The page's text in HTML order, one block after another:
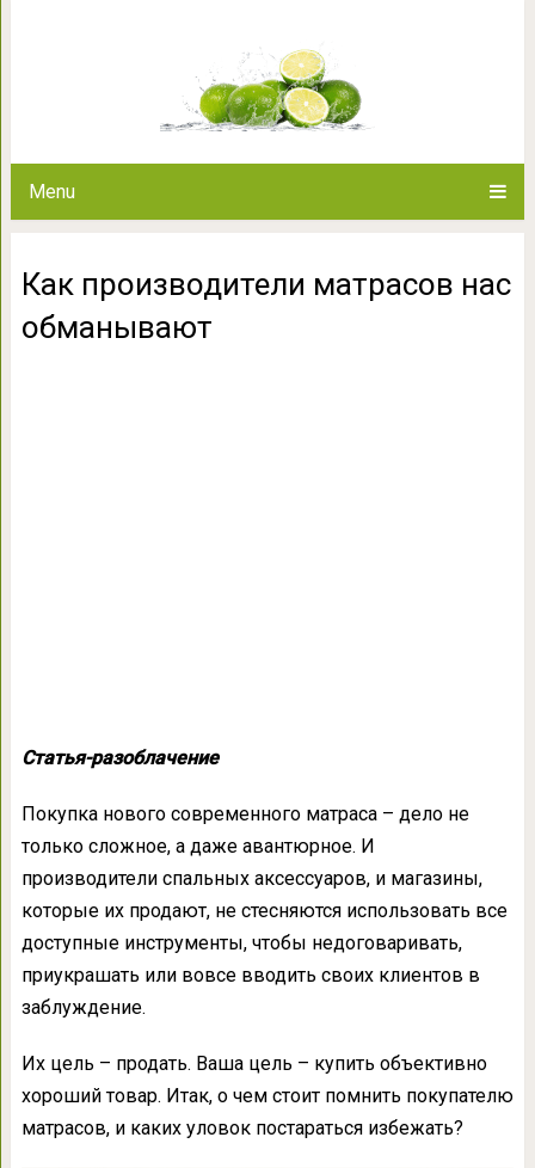
Menu
Как производители матрасов нас
обманывают
Статья-разоблачение
Покупка нового современного матраса – дело не
только сложное, а даже авантюрное. И
производители спальных аксессуаров, и магазины,
которые их продают, не стесняются использовать все
доступные инструменты, чтобы недоговаривать,
приукрашать или вовсе вводить своих клиентов в
заблуждение.
Их цель – продать. Ваша цель – купить объективно
хороший товар. Итак, о чем стоит помнить покупателю
матрасов, и каких уловок постараться избежать?